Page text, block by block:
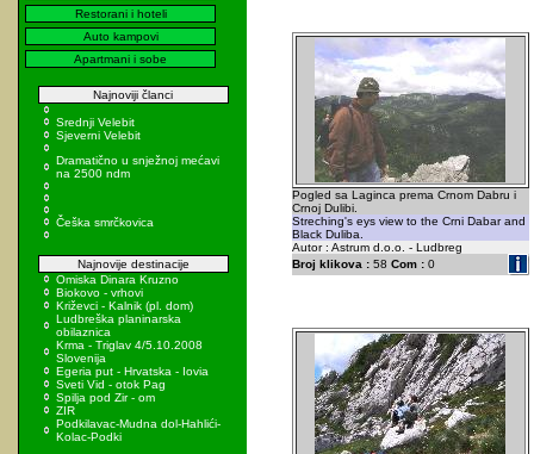
Restorani i hoteli
Auto kampovi
Apartmani i sobe
Najnoviji članci
Srednji Velebit
Sjeverni Velebit
Dramatično u snježnoj mećavi
na 2500 ndm
Češka smrčkovica
Najnovije destinacije
Omiska Dinara Kruzno
Biokovo - vrhovi
Križevci - Kalnik (pl. dom)
Ludbreška planinarska
obilaznica
Krma - Triglav 4/5.10.2008
Slovenija
Egeria put - Hrvatska - Iovia
Sveti Vid - otok Pag
Spilja pod Zir - om
ZIR
Podkilavac-Mudna dol-Hahlići-
Kolac-Podki
Pogled sa Laginca prema Crnom Dabru i
Crnoj Dulibi.
Streching's eys view to the Crni Dabar and
Black Duliba.
Autor : Astrum d.o.o. - Ludbreg
Broj klikova :58 Com :0